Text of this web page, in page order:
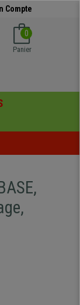
Compte
0
Panier